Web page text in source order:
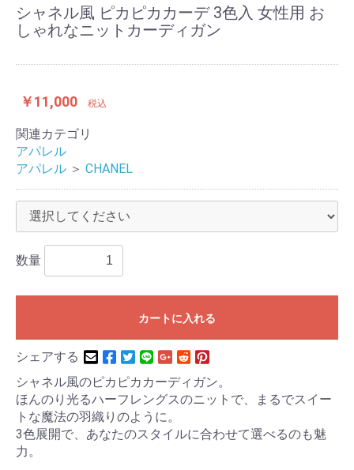
シャネル風 ピカピカカーデ 3色入 女性用 お
しゃれなニットカーディガン
￥11,000 税込
関連カテゴリ
アパレル
アパレル ＞ CHANEL
数量
カートに入れる
シェアする
シャネル風のピカピカカーディガン。
ほんのり光るハーフレングスのニットで、まるでスイー
トな魔法の羽織りのように。
3色展開で、あなたのスタイルに合わせて選べるのも魅
力。